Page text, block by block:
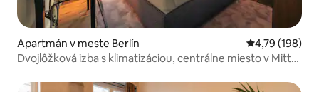
Apartmán v meste Berlín Priemerné
4,79 (198)
Dvojlôžková izba s klimatizáciou, centrálne miesto v Mitte,